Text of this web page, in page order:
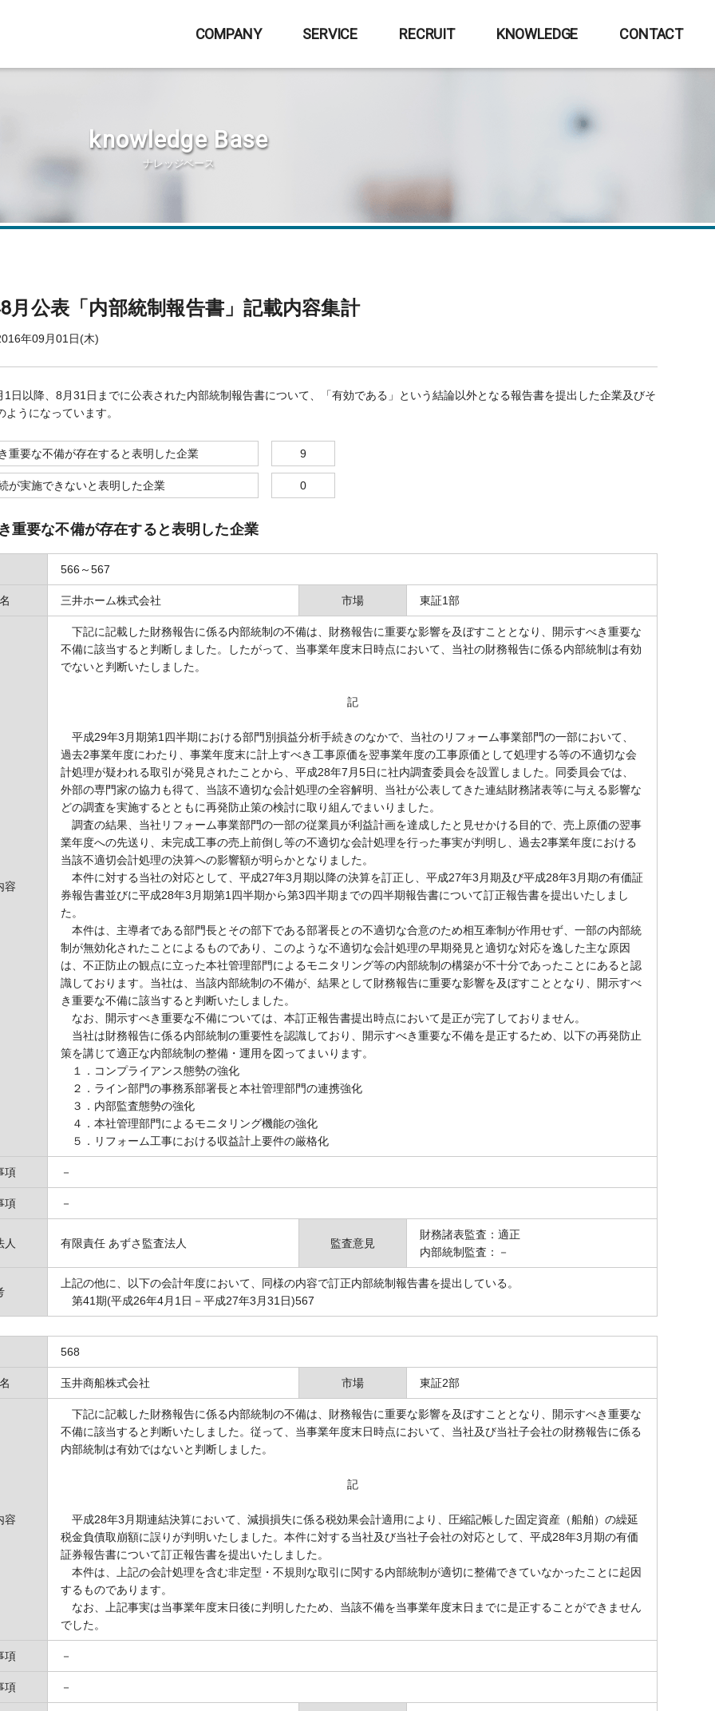
COMPANY SERVICE RECRUIT KNOWLEDGE CONTACT
knowledge Base
ナレッジベース
月公表「内部統制報告書」記載内容集計
年09月01日(木)
以降、8月31日までに公表された内部統制報告書について、「有効である」という結論以外となる報告書を提出した企業及びそ
ようになっています。
重要な不備が存在すると表明した企業 9
が実施できないと表明した企業 0
重要な不備が存在すると表明した企業
566～567
三井ホーム株式会社 市場 東証1部
容
下記に記載した財務報告に係る内部統制の不備は、財務報告に重要な影響を及ぼすこととなり、開示すべき重要な
不備に該当すると判断しました。したがって、当事業年度末日時点において、当社の財務報告に係る内部統制は有効
でないと判断いたしました。
記
平成29年3月期第1四半期における部門別損益分析手続きのなかで、当社のリフォーム事業部門の一部において、
過去2事業年度にわたり、事業年度末に計上すべき工事原価を翌事業年度の工事原価として処理する等の不適切な会
計処理が疑われる取引が発見されたことから、平成28年7月5日に社内調査委員会を設置しました。同委員会では、
外部の専門家の協力も得て、当該不適切な会計処理の全容解明、当社が公表してきた連結財務諸表等に与える影響な
どの調査を実施するとともに再発防止策の検討に取り組んでまいりました。
調査の結果、当社リフォーム事業部門の一部の従業員が利益計画を達成したと見せかける目的で、売上原価の翌事
業年度への先送り、未完成工事の売上前倒し等の不適切な会計処理を行った事実が判明し、過去2事業年度における
当該不適切会計処理の決算への影響額が明らかとなりました。
本件に対する当社の対応として、平成27年3月期以降の決算を訂正し、平成27年3月期及び平成28年3月期の有価証
券報告書並びに平成28年3月期第1四半期から第3四半期までの四半期報告書について訂正報告書を提出いたしまし
た。
本件は、主導者である部門長とその部下である部署長との不適切な合意のため相互牽制が作用せず、一部の内部統
制が無効化されたことによるものであり、このような不適切な会計処理の早期発見と適切な対応を逸した主な原因
は、不正防止の観点に立った本社管理部門によるモニタリング等の内部統制の構築が不十分であったことにあると認
識しております。当社は、当該内部統制の不備が、結果として財務報告に重要な影響を及ぼすこととなり、開示すべ
き重要な不備に該当すると判断いたしました。
なお、開示すべき重要な不備については、本訂正報告書提出時点において是正が完了しておりません。
当社は財務報告に係る内部統制の重要性を認識しており、開示すべき重要な不備を是正するため、以下の再発防止
策を講じて適正な内部統制の整備・運用を図ってまいります。
１．コンプライアンス態勢の強化
２．ライン部門の事務系部署長と本社管理部門の連携強化
３．内部監査態勢の強化
４．本社管理部門によるモニタリング機能の強化
５．リフォーム工事における収益計上要件の厳格化
項 －
項 －
人 有限責任 あずさ監査法人 監査意見
財務諸表監査：適正
内部統制監査：－
上記の他に、以下の会計年度において、同様の内容で訂正内部統制報告書を提出している。
第41期(平成26年4月1日－平成27年3月31日)567
568
玉井商船株式会社 市場 東証2部
容
下記に記載した財務報告に係る内部統制の不備は、財務報告に重要な影響を及ぼすこととなり、開示すべき重要な
不備に該当すると判断いたしました。従って、当事業年度末日時点において、当社及び当社子会社の財務報告に係る
内部統制は有効ではないと判断しました。
記
平成28年3月期連結決算において、減損損失に係る税効果会計適用により、圧縮記帳した固定資産（船舶）の繰延
税金負債取崩額に誤りが判明いたしました。本件に対する当社及び当社子会社の対応として、平成28年3月期の有価
証券報告書について訂正報告書を提出いたしました。
本件は、上記の会計処理を含む非定型・不規則な取引に関する内部統制が適切に整備できていなかったことに起因
するものであります。
なお、上記事実は当事業年度末日後に判明したため、当該不備を当事業年度末日までに是正することができません
でした。
項 －
項 －